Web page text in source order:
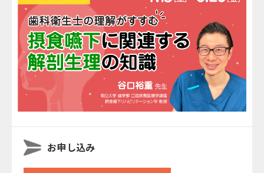
お申し込み